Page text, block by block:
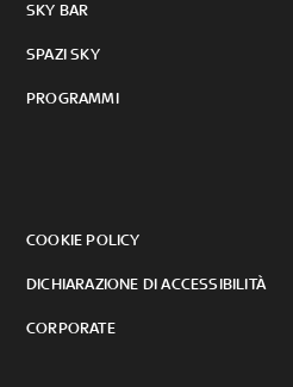
SKY BAR
SPAZI SKY
PROGRAMMI
COOKIE POLICY
DICHIARAZIONE DI ACCESSIBILITÀ
CORPORATE